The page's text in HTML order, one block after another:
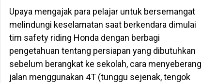
Upaya mengajak para pelajar untuk bersemangat
melindungi keselamatan saat berkendara dimulai
tim safety riding Honda dengan berbagi
pengetahuan tentang persiapan yang dibutuhkan
sebelum berangkat ke sekolah, cara menyeberang
jalan menggunakan 4T (tunggu sejenak, tengok